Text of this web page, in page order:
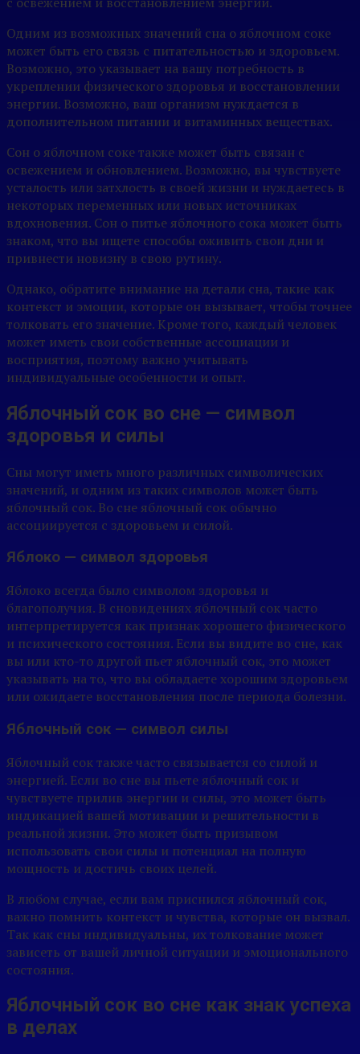
Одним из возможных значений сна о яблочном соке
может быть его связь с питательностью и здоровьем.
Возможно, это указывает на вашу потребность в
укреплении физического здоровья и восстановлении
энергии. Возможно, ваш организм нуждается в
дополнительном питании и витаминных веществах.
Сон о яблочном соке также может быть связан с
освежением и обновлением. Возможно, вы чувствуете
усталость или затхлость в своей жизни и нуждаетесь в
некоторых переменных или новых источниках
вдохновения. Сон о питье яблочного сока может быть
знаком, что вы ищете способы оживить свои дни и
привнести новизну в свою рутину.
Однако, обратите внимание на детали сна, такие как
контекст и эмоции, которые он вызывает, чтобы точнее
толковать его значение. Кроме того, каждый человек
может иметь свои собственные ассоциации и
восприятия, поэтому важно учитывать
индивидуальные особенности и опыт.
Яблочный сок во сне — символ
здоровья и силы
Сны могут иметь много различных символических
значений, и одним из таких символов может быть
яблочный сок. Во сне яблочный сок обычно
ассоциируется с здоровьем и силой.
Яблоко — символ здоровья
Яблоко всегда было символом здоровья и
благополучия. В сновидениях яблочный сок часто
интерпретируется как признак хорошего физического
и психического состояния. Если вы видите во сне, как
вы или кто-то другой пьет яблочный сок, это может
указывать на то, что вы обладаете хорошим здоровьем
или ожидаете восстановления после периода болезни.
Яблочный сок — символ силы
Яблочный сок также часто связывается со силой и
энергией. Если во сне вы пьете яблочный сок и
чувствуете прилив энергии и силы, это может быть
индикацией вашей мотивации и решительности в
реальной жизни. Это может быть призывом
использовать свои силы и потенциал на полную
мощность и достичь своих целей.
В любом случае, если вам приснился яблочный сок,
важно помнить контекст и чувства, которые он вызвал.
Так как сны индивидуальны, их толкование может
зависеть от вашей личной ситуации и эмоционального
состояния.
Яблочный сок во сне как знак успеха
в делах